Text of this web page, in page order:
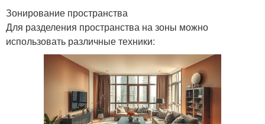
Зонирование пространства
Для разделения пространства на зоны можно
использовать различные техники: